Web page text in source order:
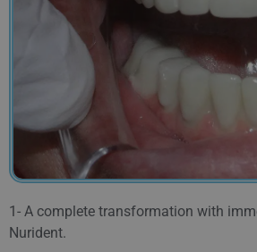
1- A complete transformation with
Nurident.